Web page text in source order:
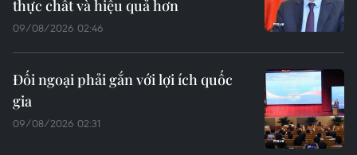
thực chất và hiệu quả hơn
09/08/2026 02:46
Đối ngoại phải gắn với lợi ích quốc
gia
09/08/2026 02:31